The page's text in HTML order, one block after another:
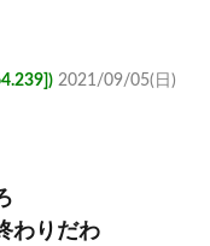
2021/09/05(日)
わりだわ